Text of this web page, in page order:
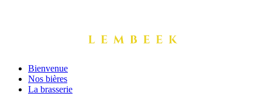
Bienvenue
Nos bières
La brasserie